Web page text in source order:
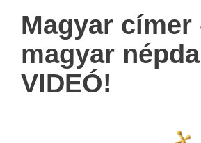
Magyar
magyar
VIDEÓ!